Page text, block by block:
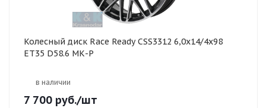
Колесный диск Race Ready CSS3312 6,0х14/4x98
ET35 D58.6 МК-P
в наличии
7 700 руб./шт